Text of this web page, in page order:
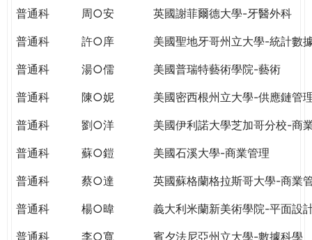
WAGOR
TODAY
THE
WORLD
PUTTING
YOU
THE
普通科
周○安
英國謝菲爾德大學-牙醫外科
普通科
許○庠
美國聖地牙哥州立大學-統計數
普通科
湯○儒
美國普瑞特藝術學院-藝術
普通科
陳○妮
美國密西根州立大學-供應鏈管
普通科
劉○洋
美國伊利諾大學芝加哥分校-商
普通科
蘇○鎧
美國石溪大學-商業管理
普通科
蔡○達
英國蘇格蘭格拉斯哥大學-商業
普通科
楊○暐
義大利米蘭新美術學院-平面設
普通科
李○寬 賓夕法尼亞州立大學-數據科學